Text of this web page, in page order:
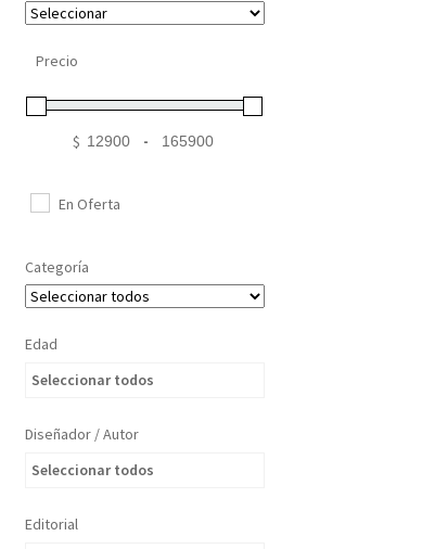
Precio
$
Minimum Price
-
Maximum Price
En Oferta
Categoría
Edad
Seleccionar todos
Diseñador / Autor
Seleccionar todos
Editorial